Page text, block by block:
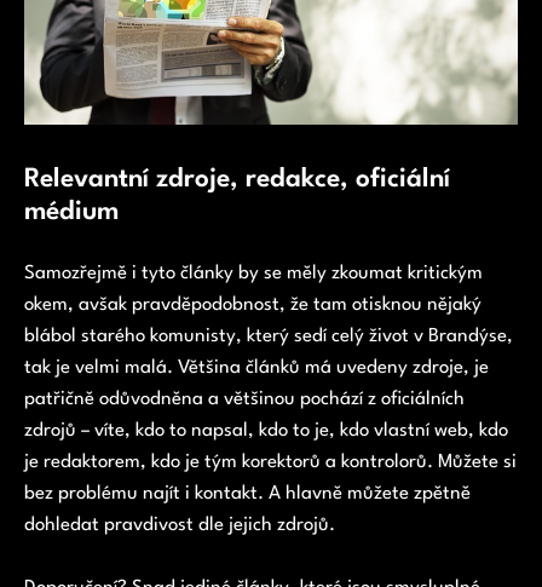
Relevantní zdroje, redakce, oficiální
médium
Samozřejmě i tyto články by se měly zkoumat kritickým
okem, avšak pravděpodobnost, že tam otisknou nějaký
blábol starého komunisty, který sedí celý život v Brandýse,
tak je velmi malá. Většina článků má uvedeny zdroje, je
patřičně odůvodněna a většinou pochází z oficiálních
zdrojů – víte, kdo to napsal, kdo to je, kdo vlastní web, kdo
je redaktorem, kdo je tým korektorů a kontrolorů. Můžete si
bez problému najít i kontakt. A hlavně můžete zpětně
dohledat pravdivost dle jejich zdrojů.